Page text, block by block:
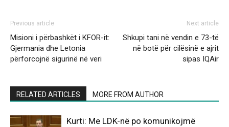
Previous article
Misioni i përbashkët i KFOR-it:
Gjermania dhe Letonia
përforcojnë sigurinë në veri
Next article
Shkupi tani në vendin e 73-të
në botë për cilësinë e ajrit
sipas IQAir
RELATED ARTICLES MORE FROM AUTHOR
Kurti: Me LDK-në po komunikojmë